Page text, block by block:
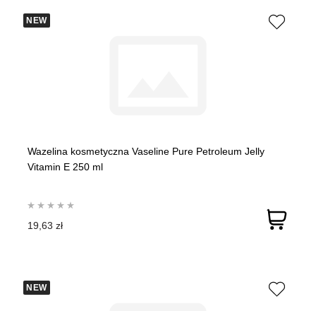
NEW
Wazelina kosmetyczna Vaseline Pure Petroleum Jelly
Vitamin E 250 ml
19,63 zł
NEW